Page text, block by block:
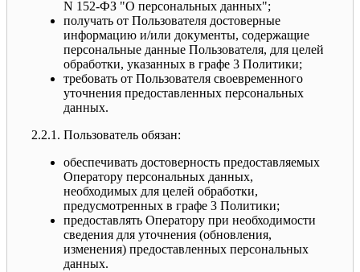
N 152-ФЗ "О персональных данных";
получать от Пользователя достоверные
информацию и/или документы, содержащие
персональные данные Пользователя, для целей
обработки, указанных в графе 3 Политики;
требовать от Пользователя своевременного
уточнения предоставленных персональных
данных.
2.2.1. Пользователь обязан:
обеспечивать достоверность предоставляемых
Оператору персональных данных,
необходимых для целей обработки,
предусмотренных в графе 3 Политики;
предоставлять Оператору при необходимости
сведения для уточнения (обновления,
изменения) предоставленных персональных
данных.